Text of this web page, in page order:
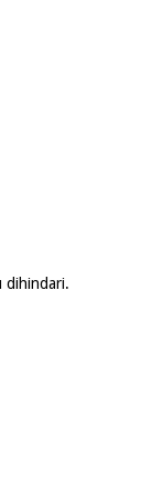
dihindari.